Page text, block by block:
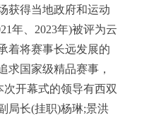
获得当地政府和运动
年、2023年)被评为云
着将赛事长远发展的
求国家级精品赛事，
次开幕式的领导有西双
局长(挂职)杨琳;景洪